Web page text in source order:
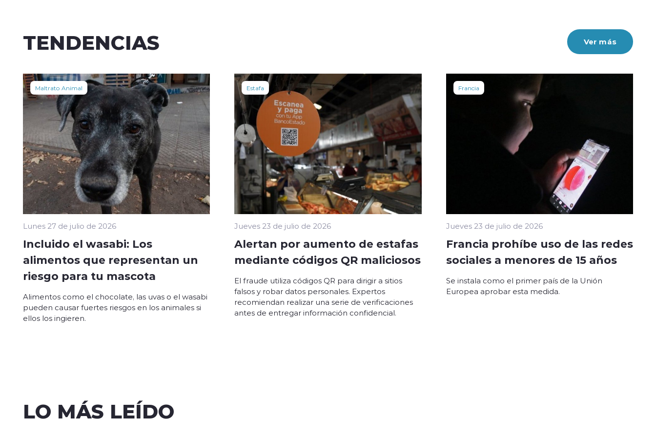
TENDENCIAS Ver más
Maltrato Animal
Lunes 27 de julio de 2026
Incluido el wasabi: Los
alimentos que representan un
riesgo para tu mascota
Alimentos como el chocolate, las uvas o el wasabi
pueden causar fuertes riesgos en los animales si
ellos los ingieren.
Estafa
Jueves 23 de julio de 2026
Alertan por aumento de estafas
mediante códigos QR maliciosos
El fraude utiliza códigos QR para dirigir a sitios
falsos y robar datos personales. Expertos
recomiendan realizar una serie de verificaciones
antes de entregar información confidencial.
Francia
Jueves 23 de julio de 2026
Francia prohíbe uso de las redes
sociales a menores de 15 años
Se instala como el primer país de la Unión
Europea aprobar esta medida.
LO MÁS LEÍDO